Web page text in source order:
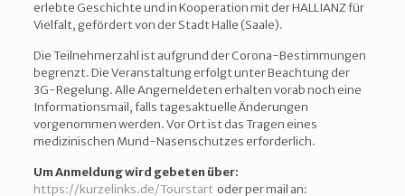
erlebte Geschichte und in Kooperation mit der HALLIANZ für
Vielfalt, gefördert von der Stadt Halle (Saale).
Die Teilnehmerzahl ist aufgrund der Corona-Bestimmungen
begrenzt. Die Veranstaltung erfolgt unter Beachtung der
3G-Regelung. Alle Angemeldeten erhalten vorab noch eine
Informationsmail, falls tagesaktuelle Änderungen
vorgenommen werden. Vor Ort ist das Tragen eines
medizinischen Mund-Nasenschutzes erforderlich.
Um Anmeldung wird gebeten über:
https://kurzelinks.de/Tourstartoder per mail an: